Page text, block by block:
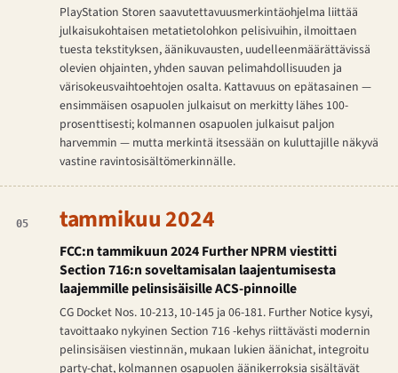
PlayStation Storen saavutettavuusmerkintäohjelma liittää
julkaisukohtaisen metatietolohkon pelisivuihin, ilmoittaen
tuesta tekstityksen, äänikuvausten, uudelleenmäärättävissä
olevien ohjainten, yhden sauvan pelimahdollisuuden ja
värisokeusvaihtoehtojen osalta. Kattavuus on epätasainen —
ensimmäisen osapuolen julkaisut on merkitty lähes 100-
prosenttisesti; kolmannen osapuolen julkaisut paljon
harvemmin — mutta merkintä itsessään on kuluttajille näkyvä
vastine ravintosisältömerkinnälle.
05 tammikuu 2024
FCC:n tammikuun 2024 Further NPRM viestitti
Section 716:n soveltamisalan laajentumisesta
laajemmille pelinsisäisille ACS-pinnoille
CG Docket Nos. 10-213, 10-145 ja 06-181. Further Notice kysyi,
tavoittaako nykyinen Section 716 -kehys riittävästi modernin
pelinsisäisen viestinnän, mukaan lukien äänichat, integroitu
party-chat, kolmannen osapuolen äänikerroksia sisältävät